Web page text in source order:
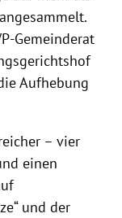
Gemeinderat
Aufhebung
– vier
einen
und der